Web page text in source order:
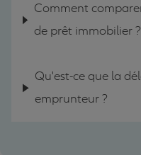
Comment
de prêt immobilier ?
Qu'est-ce que la
emprunteur ?